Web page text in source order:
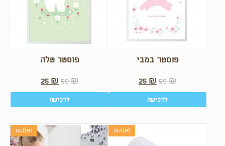
פוסטר טלה
59₪
25 ₪
לרכישה
פוסטר במבי
59₪
25 ₪
לרכישה
outlet outlet